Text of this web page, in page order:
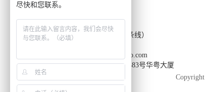
客服热线：020-34821111（50条线）
邮箱：support-reacon@huayueco.com
地址：广州市番禺区兴南大道483号华粤大厦
尽快和您联系。